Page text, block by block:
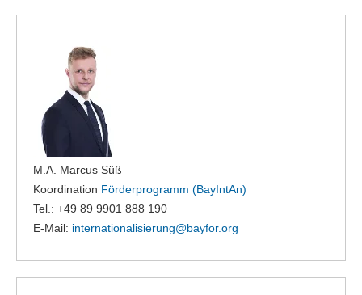
M.A. Marcus Süß
Koordination Förderprogramm (BayIntAn)
Tel.: +49 89 9901 888 190
E-Mail: internationalisierung@bayfor.org